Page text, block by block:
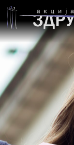
во Делчево и